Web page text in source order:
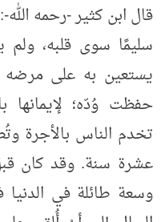
قال ابن كثير -رحمه
سليمًا سوى قلبه،
يستعين به على
حفظت وُدّه؛ لإيمانها
تخدم الناس بالأجرة
عشرة سنة. وقد كان
وسعة طائلة في